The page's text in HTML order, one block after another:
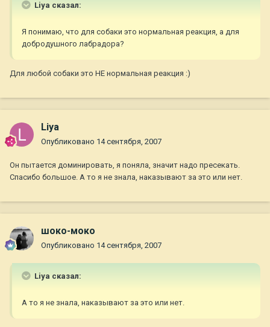
Liya сказал:
Я понимаю, что для собаки это нормальная реакция, а для
добродушного лабрадора?
Для любой собаки это НЕ нормальная реакция :)
Liya
Опубликовано 14 сентября, 2007
Он пытается доминировать, я поняла, значит надо пресекать.
Спасибо большое. А то я не знала, наказывают за это или нет.
шоко-моко
Опубликовано 14 сентября, 2007
Liya сказал:
А то я не знала, наказывают за это или нет.